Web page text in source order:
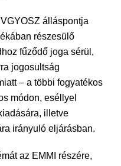
álláspontja
részesülő
fűződő joga sérül,
jogosultság
– a többi fogyatékos
módon, eséllyel
illetve
irányuló eljárásban.
az EMMI részére,